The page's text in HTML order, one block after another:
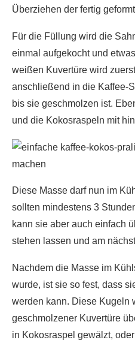
Überziehen der fertig
Für die Füllung wird die
einmal aufgekocht und
weißen Kuvertüre wird
anschließend in die Kaffee-
bis sie geschmolzen ist.
und die Kokosraspeln mit
Diese Masse darf nun im
sollten mindestens 3
kann sie aber auch einfach
stehen lassen und am
Nachdem die Masse im
wurde, ist sie so fest, dass
werden kann. Diese Kugeln
geschmolzener Kuvertüre
in Kokosraspel gewälzt,